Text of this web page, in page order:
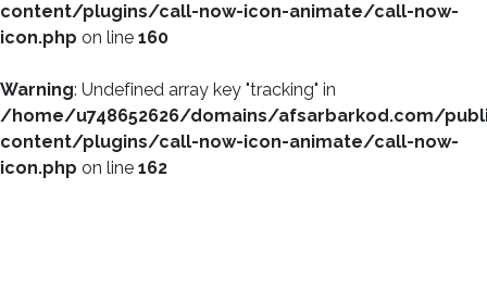
content/plugins/call-now-icon-animate/call-now-
icon.php on line 160
Warning: Undefined array key "tracking" in
/home/u748652626/domains/afsarbarkod.com/
content/plugins/call-now-icon-animate/call-now-
icon.php on line 162